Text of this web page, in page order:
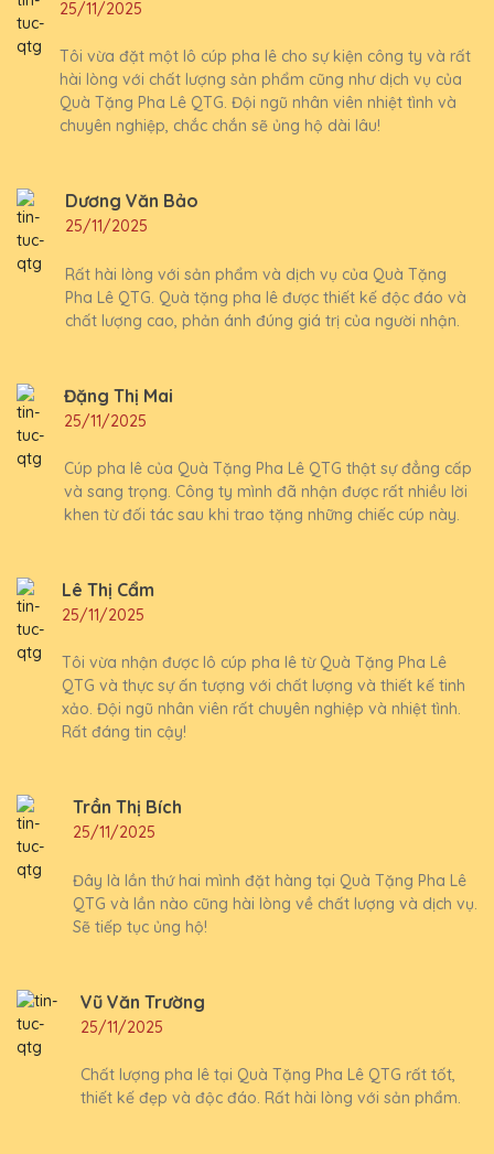
25/11/2025
Tôi vừa đặt một lô cúp pha lê cho sự kiện công ty và rất
hài lòng với chất lượng sản phẩm cũng như dịch vụ của
Quà Tặng Pha Lê QTG. Đội ngũ nhân viên nhiệt tình và
chuyên nghiệp, chắc chắn sẽ ủng hộ dài lâu!
Dương Văn Bảo
25/11/2025
Rất hài lòng với sản phẩm và dịch vụ của Quà Tặng
Pha Lê QTG. Quà tặng pha lê được thiết kế độc đáo và
chất lượng cao, phản ánh đúng giá trị của người nhận.
Đặng Thị Mai
25/11/2025
Cúp pha lê của Quà Tặng Pha Lê QTG thật sự đẳng cấp
và sang trọng. Công ty mình đã nhận được rất nhiều lời
khen từ đối tác sau khi trao tặng những chiếc cúp này.
Lê Thị Cẩm
25/11/2025
Tôi vừa nhận được lô cúp pha lê từ Quà Tặng Pha Lê
QTG và thực sự ấn tượng với chất lượng và thiết kế tinh
xảo. Đội ngũ nhân viên rất chuyên nghiệp và nhiệt tình.
Rất đáng tin cậy!
Trần Thị Bích
25/11/2025
Đây là lần thứ hai mình đặt hàng tại Quà Tặng Pha Lê
QTG và lần nào cũng hài lòng về chất lượng và dịch vụ.
Sẽ tiếp tục ủng hộ!
Vũ Văn Trường
25/11/2025
Chất lượng pha lê tại Quà Tặng Pha Lê QTG rất tốt,
thiết kế đẹp và độc đáo. Rất hài lòng với sản phẩm.